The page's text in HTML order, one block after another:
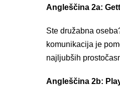
Angleščina 2a:
Ste družabna
komunikacija je
najljubših
Angleščina 2b: